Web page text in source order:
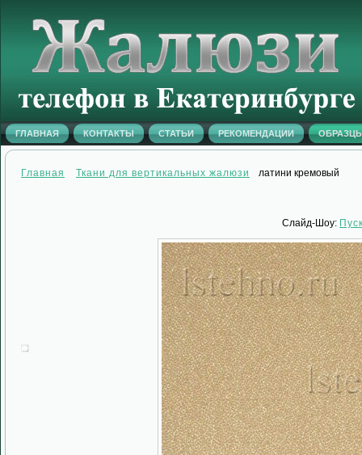
ГЛАВНАЯ КОНТАКТЫ СТАТЬИ РЕКОМЕНДАЦИИ
Главная Ткани для вертикальных жалюзи латини кремовый
Слайд-Шоу: